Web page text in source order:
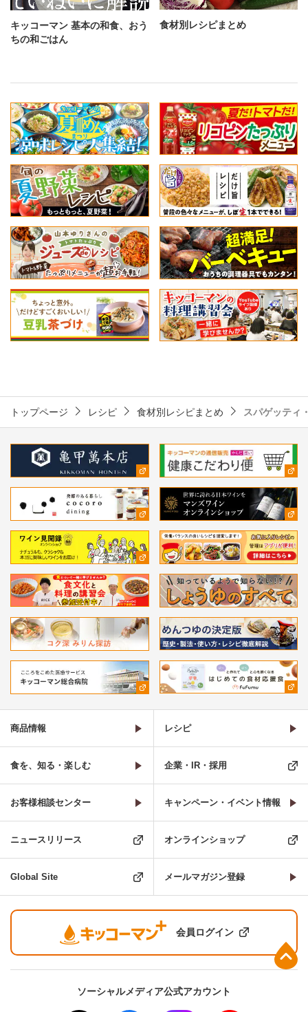
キッコーマン 基本の和食、おう
ちの和ごはん
食材別レシピまとめ
トップページ レシピ 食材別レシピまとめ スパゲッティ
へ
商品情報 レシピ
食を、知る・楽しむ 企業・IR・採用
お客様相談センター キャンペーン・イベント情報
ニュースリリース オンラインショップ
Global Site メールマガジン登録
会員ログイン
ソーシャルメディア公式アカウント